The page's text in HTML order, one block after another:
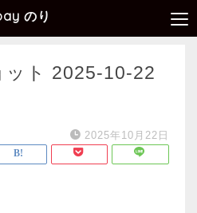
のり
ット 2025-10-22
2025年10月22日